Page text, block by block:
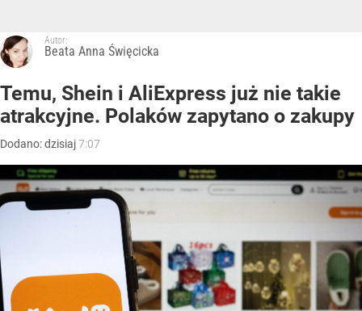
Autor:
Beata Anna Święcicka
Temu, Shein i AliExpress już nie takie
atrakcyjne. Polaków zapytano o zakupy
Dodano:dzisiaj7:07